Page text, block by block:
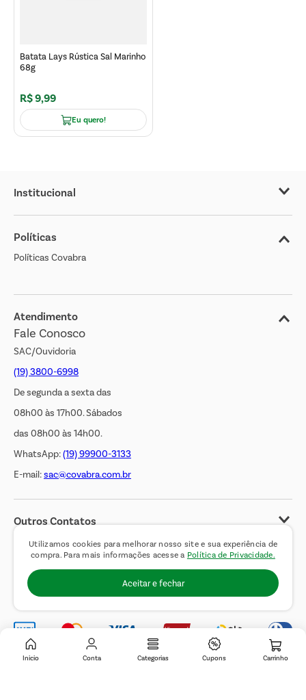
Utilizamos cookies para melhorar nosso site e sua experiência de
compra. Para mais informações acesse a Política de Privacidade.
Aceitar e fechar
Inicio Conta Categorias Cupons
Batata Lays Rústica Sal Marinho
68g
R$9,99
Eu quero!
Institucional
Sobre o Covabra
Nossas Lojas
Cliente Bem Estar
Jornal de Ofertas
Transparência Salarial
Políticas
Políticas Covabra
Atendimento
Fale Conosco
SAC/Ouvidoria
(19) 3800-6998
De segunda a sexta das
08h00 às 17h00. Sábados
das 08h00 às 14h00.
WhatsApp:(19) 99900-3133
E-mail:sac@covabra.com.br
Outros Contatos
Negócios Imobiliários
Trabalhe Conosco